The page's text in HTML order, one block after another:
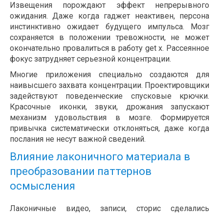
Извещения порождают эффект непрерывного
ожидания. Даже когда гаджет неактивен, персона
инстинктивно ожидает будущего импульса. Мозг
сохраняется в положении тревожности, не может
окончательно провалиться в работу get x. Рассеянное
фокус затрудняет серьезной концентрации.
Многие приложения специально создаются для
наивысшего захвата концентрации. Проектировщики
задействуют поведенческие спусковые крючки.
Красочные иконки, звуки, дрожания запускают
механизм удовольствия в мозге. Формируется
привычка систематически отклоняться, даже когда
послания не несут важной сведений.
Влияние лаконичного материала в
преобразовании паттернов
осмысления
Лаконичные видео, записи, сторис сделались